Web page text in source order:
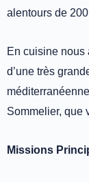
alentours de
En cuisine nous
d’une très
Sommelier, que
Missions